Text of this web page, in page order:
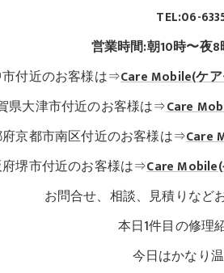
TEL:06-
営業時間:朝10時〜夜
付近のお客様は⇒Care Mobile(ケ
県大津市付近のお客様は⇒Care
京都市南区付近のお客様は⇒Care
府堺市付近のお客様は⇒Care
お問合せ、相談、見積りなど
の修理紹介で
なり温かいで